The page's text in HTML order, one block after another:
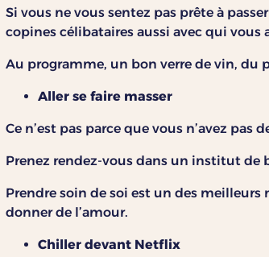
Si vous ne vous sentez pas prête à
copines célibataires aussi avec qui vous
Au programme, un bon verre de vin, du
Aller se faire masser
Ce n’est pas parce que vous n’avez pas
Prenez rendez-vous dans un institut de
Prendre soin de soi est un des
donner de l’amour.
Chiller devant Netflix